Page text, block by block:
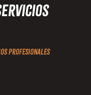
profesionales